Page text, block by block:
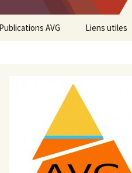
Publications AVG
Diaporama Exposition
minéralogique AVG 2016
Liens utiles